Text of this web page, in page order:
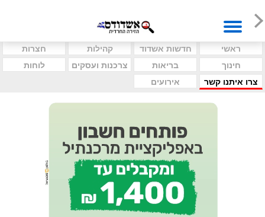
ראשי חדשות אשדוד קהילות
חצרות
חינוך
בריאות צרכנות ועסקים
לוחות
צרו איתנו קשר
אירועים